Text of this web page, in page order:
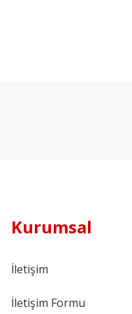
Kurumsal
İletişim
İletişim Formu